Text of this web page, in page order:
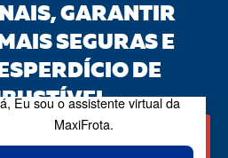
GARANTIR
SEGURAS E
DE
GESTÃO OTIMIZADA DE